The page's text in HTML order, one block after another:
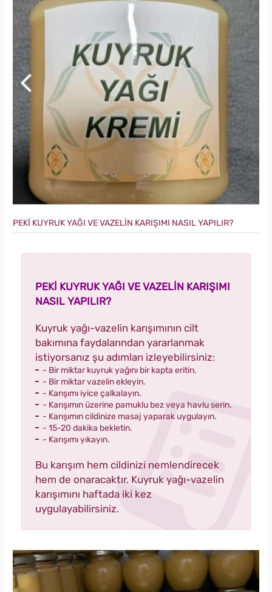
PEKİ KUYRUK YAĞI VE VAZELİN KARIŞIMI NASIL YAPILIR?
PEKİ KUYRUK YAĞI VE VAZELİN KARIŞIMI
NASIL YAPILIR?
Kuyruk yağı-vazelin karışımının cilt
bakımına faydalarından yararlanmak
istiyorsanız şu adımları izleyebilirsiniz:
- Bir miktar kuyruk yağını bir kapta eritin.
- Bir miktar vazelin ekleyin.
- Karışımı iyice çalkalayın.
- Karışımın üzerine pamuklu bez veya havlu serin.
- Karışımın cildinize masaj yaparak uygulayın.
- 15-20 dakika bekletin.
- Karışımı yıkayın.
Bu karışım hem cildinizi nemlendirecek
hem de onaracaktır. Kuyruk yağı-vazelin
karışımını haftada iki kez
uygulayabilirsiniz.